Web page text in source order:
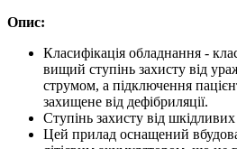
Опис:
Класифікація обладнання -
вищий ступінь захисту від
струмом, а підключення
захищене від дефібриляції.
Ступінь захисту від
Цей прилад оснащений